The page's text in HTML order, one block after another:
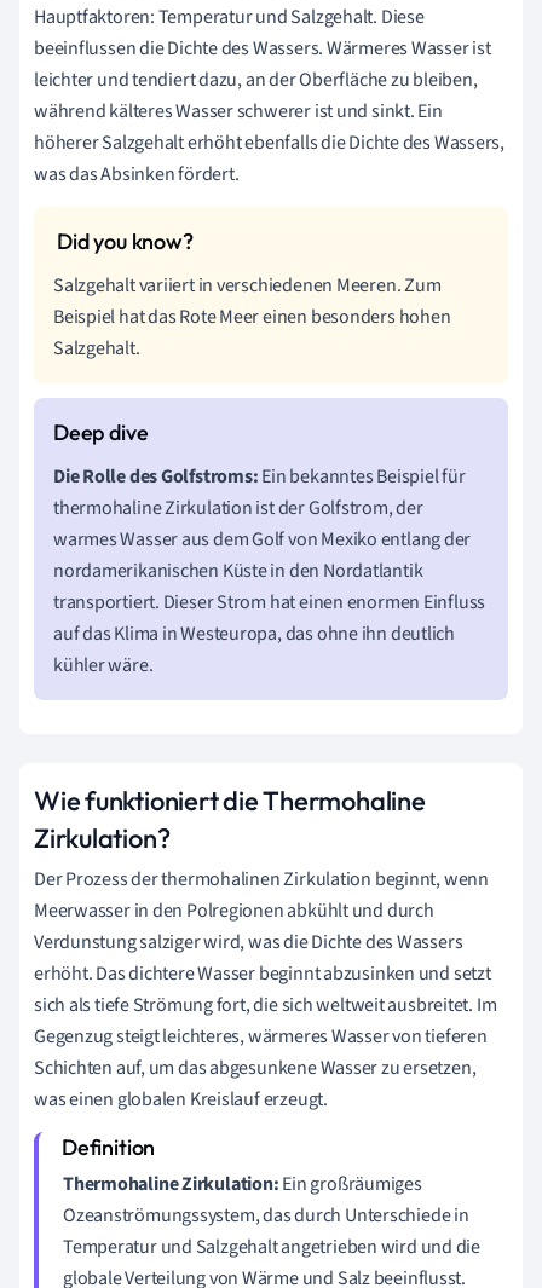
Hauptfaktoren: Temperatur und Salzgehalt. Diese
beeinflussen die Dichte des Wassers. Wärmeres Wasser ist
leichter und tendiert dazu, an der Oberfläche zu bleiben,
während kälteres Wasser schwerer ist und sinkt. Ein
höherer Salzgehalt erhöht ebenfalls die Dichte des Wassers,
was das Absinken fördert.
Salzgehalt variiert in verschiedenen Meeren. Zum
Beispiel hat das Rote Meer einen besonders hohen
Salzgehalt.
Die Rolle des Golfstroms:Ein bekanntes Beispiel für
thermohaline Zirkulation ist der Golfstrom, der
warmes Wasser aus dem Golf von Mexiko entlang der
nordamerikanischen Küste in den Nordatlantik
transportiert. Dieser Strom hat einen enormen Einfluss
auf das Klima in Westeuropa, das ohne ihn deutlich
kühler wäre.
Wie funktioniert die Thermohaline
Zirkulation?
Der Prozess der thermohalinen Zirkulation beginnt, wenn
Meerwasser in den Polregionen abkühlt und durch
Verdunstung salziger wird, was die Dichte des Wassers
erhöht. Das dichtere Wasser beginnt abzusinken und setzt
sich als tiefe Strömung fort, die sich weltweit ausbreitet. Im
Gegenzug steigt leichteres, wärmeres Wasser von tieferen
Schichten auf, um das abgesunkene Wasser zu ersetzen,
was einen globalen Kreislauf erzeugt.
Thermohaline Zirkulation:Ein großräumiges
Ozeanströmungssystem, das durch Unterschiede in
Temperatur und Salzgehalt angetrieben wird und die
globale Verteilung von Wärme und Salz beeinflusst.